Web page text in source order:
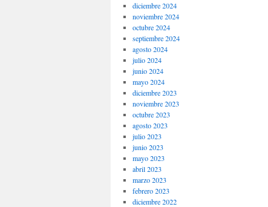
diciembre 2024
noviembre 2024
octubre 2024
septiembre 2024
agosto 2024
julio 2024
junio 2024
mayo 2024
diciembre 2023
noviembre 2023
octubre 2023
agosto 2023
julio 2023
junio 2023
mayo 2023
abril 2023
marzo 2023
febrero 2023
diciembre 2022